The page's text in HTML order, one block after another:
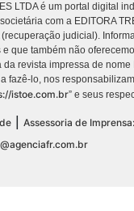
LTDA é um portal digital
com a EDITORA
(recuperação judicial).
que também não
revista impressa de nome
fazê-lo, nos
istoe.com.br” e seus
Assessoria de Imprensa: